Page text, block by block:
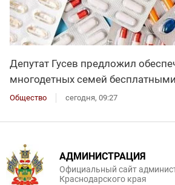
Депутат Гусев предложил
многодетных семей
Общество сегодня, 09:27
АДМИНИСТРАЦИЯ
Официальный сайт
Краснодарского края